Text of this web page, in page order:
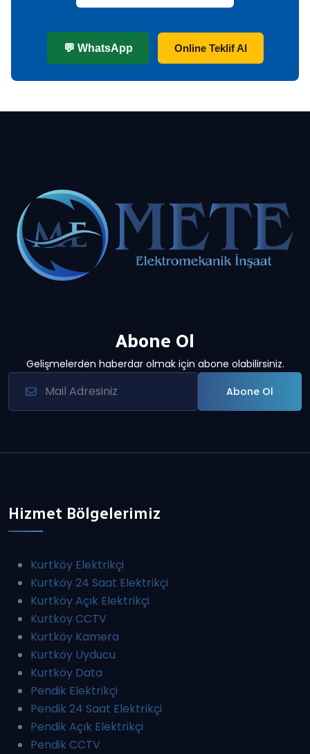
💬 WhatsApp Online Teklif Al
Abone Ol
Gelişmelerden haberdar olmak için abone olabilirsiniz.
Abone Ol
Hizmet Bölgelerimiz
Kurtköy Elektrikçi
Kurtköy 24 Saat Elektrikçi
Kurtköy Açık Elektrikçi
Kurtköy CCTV
Kurtköy Kamera
Kurtköy Uyducu
Kurtköy Data
Pendik Elektrikçi
Pendik 24 Saat Elektrikçi
Pendik Açık Elektrikçi
Pendik CCTV